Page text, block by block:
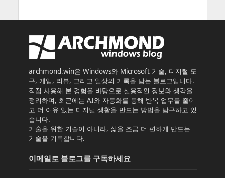
archmond.win은 Windows와 Microsoft 기술, 디지털 도
구, 게임, 리뷰, 그리고 일상의 기록을 담는 블로그입니다.
직접 사용해 본 경험을 바탕으로 실용적인 정보와 생각을
정리하며, 최근에는 AI와 자동화를 통해 반복 업무를 줄이
고 더 여유 있는 디지털 생활을 만드는 방법을 탐구하고 있
습니다.
기술을 위한 기술이 아니라, 삶을 조금 더 편하게 만드는
기술을 기록합니다.
이메일로 블로그를 구독하세요